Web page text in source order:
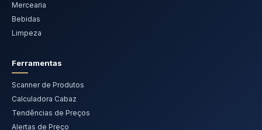
Mercearia
Bebidas
Limpeza
Ferramentas
Scanner de Produtos
Calculadora Cabaz
Tendências de Preços
Alertas de Preço